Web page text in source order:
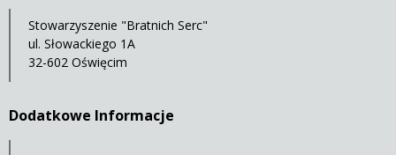
Stowarzyszenie "Bratnich Serc"
ul. Słowackiego 1A
32-602 Oświęcim
Dodatkowe Informacje